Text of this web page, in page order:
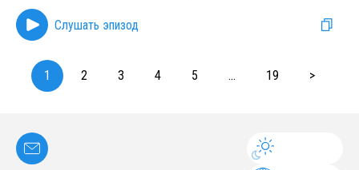
Слушать эпизод
1 2 3 4 5 ... 19 >